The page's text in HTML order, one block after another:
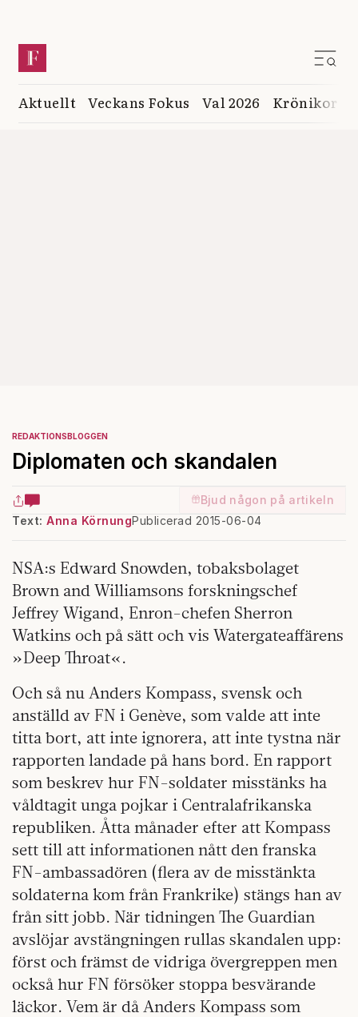
Aktuellt Veckans Fokus Val 2026 Krönikor
REDAKTIONSBLOGGEN
Diplomaten och skandalen
Bjud någon på artikeln
Text: Anna KörnungPublicerad 2015-06-04
NSA:s Edward Snowden, tobaksbolaget
Brown and Williamsons forskningschef
Jeffrey Wigand, Enron-chefen Sherron
Watkins och på sätt och vis Watergateaffärens
»Deep Throat«.
Och så nu Anders Kompass, svensk och
anställd av FN i Genève, som valde att inte
titta bort, att inte ignorera, att inte tystna när
rapporten landade på hans bord. En rapport
som beskrev hur FN-soldater misstänks ha
våldtagit unga pojkar i Centralafrikanska
republiken. Åtta månader efter att Kompass
sett till att informationen nått den franska
FN-ambassadören (flera av de misstänkta
soldaterna kom från Frankrike) stängs han av
från sitt jobb. När tidningen The Guardian
avslöjar avstängningen rullas skandalen upp:
först och främst de vidriga övergreppen men
också hur FN försöker stoppa besvärande
läckor. Vem är då Anders Kompass som